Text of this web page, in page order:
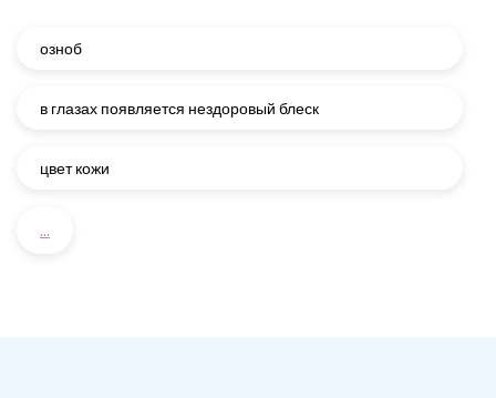
озноб
в глазах появляется нездоровый блеск
цвет кожи
...